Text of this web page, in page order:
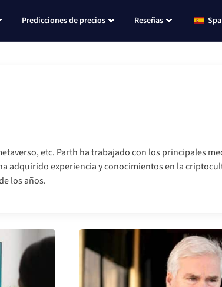
Predicciones de precios Reseñas
etc. Parth ha trabajado con los principales
adquirido experiencia y conocimientos en la
los años.